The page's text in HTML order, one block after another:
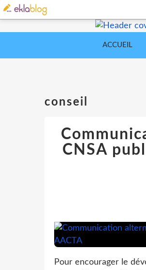
ACCUEIL
conseil
CNSA
Pour encourager le